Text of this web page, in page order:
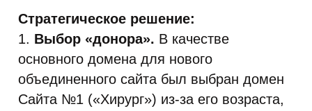
Стратегическое решение:
1. Выбор «донора». В качестве
основного домена для нового
объединенного сайта был выбран домен
Сайта №1 («Хирург») из-за его возраста,